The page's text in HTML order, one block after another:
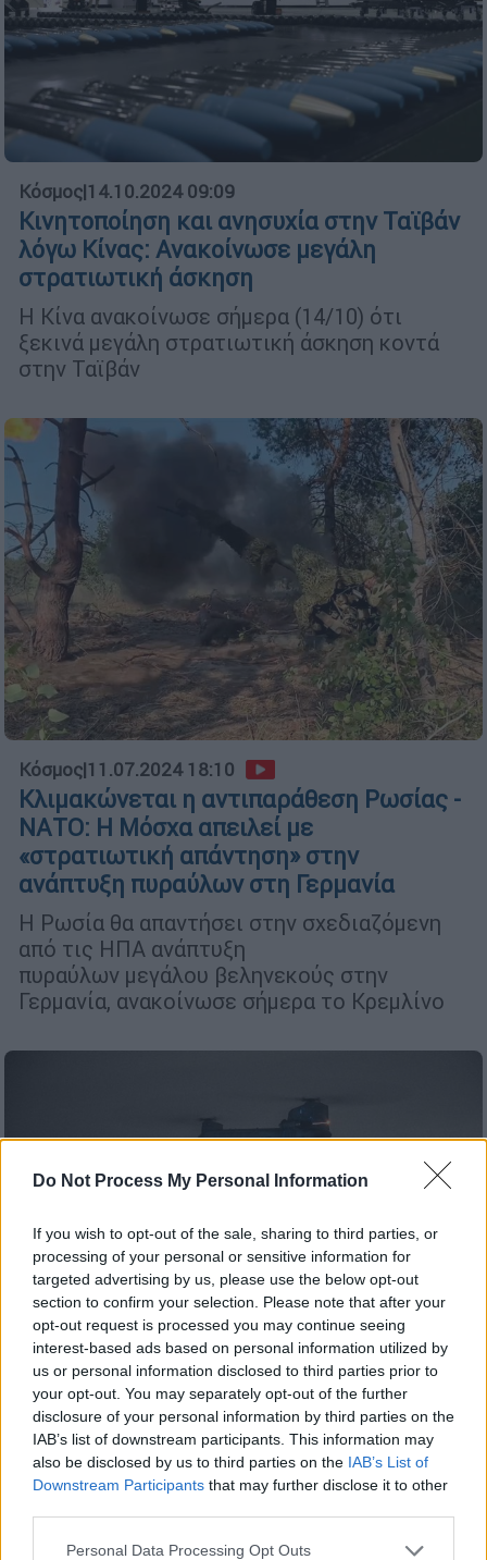
Do Not Process My Personal Information
If you wish to opt-out of the sale, sharing to third parties, or
processing of your personal or sensitive information for
targeted advertising by us, please use the below opt-out
section to confirm your selection. Please note that after your
opt-out request is processed you may continue seeing
interest-based ads based on personal information utilized by
us or personal information disclosed to third parties prior to
your opt-out. You may separately opt-out of the further
disclosure of your personal information by third parties on the
IAB’s list of downstream participants. This information may
also be disclosed by us to third parties on the IAB’s List of
Downstream Participants that may further disclose it to other
Please note that this website/app uses one or more Google
Personal Data Processing Opt Outs
Κόσμος|14.10.2024 09:09
Κινητοποίηση και ανησυχία στην Ταϊβάν
λόγω Κίνας: Ανακοίνωσε μεγάλη
στρατιωτική άσκηση
Η Κίνα ανακοίνωσε σήμερα (14/10) ότι
ξεκινά μεγάλη στρατιωτική άσκηση κοντά
στην Ταϊβάν
Κόσμος|11.07.2024 18:10
Κλιμακώνεται η αντιπαράθεση Ρωσίας -
ΝΑΤΟ: Η Μόσχα απειλεί με
«στρατιωτική απάντηση» στην
ανάπτυξη πυραύλων στη Γερμανία
Η Ρωσία θα απαντήσει στην σχεδιαζόμενη
από τις ΗΠΑ ανάπτυξη
πυραύλων μεγάλου βεληνεκούς στην
Γερμανία, ανακοίνωσε σήμερα το Κρεμλίνο
Κόσμος|10.06.2024 19:12
Τουρκικά ΜΜΕ: «Απειλείται» η Τουρκία
από τις ελληνικές στρατιωτικές
ασκήσεις σε Έβρο και Αιγαίο